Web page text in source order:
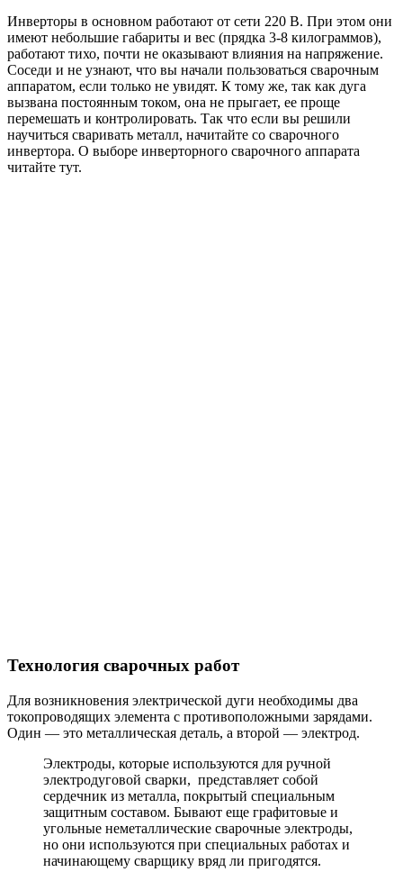
Инверторы в основном работают от сети 220 В. При этом они
имеют небольшие габариты и вес (прядка 3-8 килограммов),
работают тихо, почти не оказывают влияния на напряжение.
Соседи и не узнают, что вы начали пользоваться сварочным
аппаратом, если только не увидят. К тому же, так как дуга
вызвана постоянным током, она не прыгает, ее проще
перемешать и контролировать. Так что если вы решили
научиться сваривать металл, начитайте со сварочного
инвертора. О выборе инверторного сварочного аппарата
читайте тут.
Технология сварочных работ
Для возникновения электрической дуги необходимы два
токопроводящих элемента с противоположными зарядами.
Один — это металлическая деталь, а второй — электрод.
Электроды, которые используются для ручной
электродуговой сварки, представляет собой
сердечник из металла, покрытый специальным
защитным составом. Бывают еще графитовые и
угольные неметаллические сварочные электроды,
но они используются при специальных работах и
начинающему сварщику вряд ли пригодятся.